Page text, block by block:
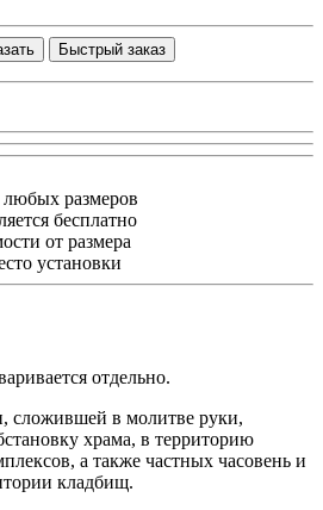
Быстрый заказ
размеров
бесплатно
от размера
установки
отдельно.
сложившей в молитве руки,
храма, в территорию
а также частных часовень и
кладбищ.